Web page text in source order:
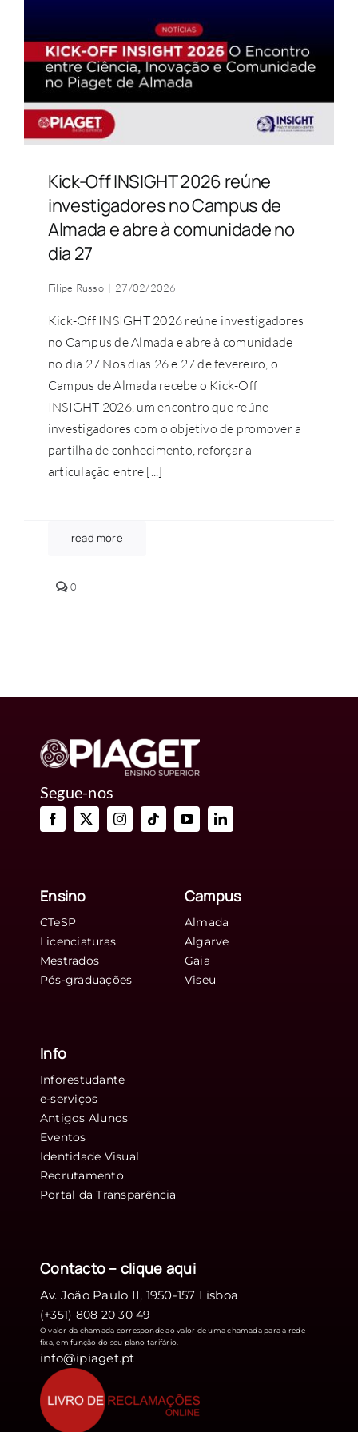
COMUNIDADE ACADÉMICA
Pesquisar
Kick-Off INSIGHT 2026 reúne
investigadores no Campus de
Almada e abre à comunidade no
dia 27
Filipe Russo | 27/02/2026
Kick-Off INSIGHT 2026 reúne investigadores
no Campus de Almada e abre à comunidade
no dia 27 Nos dias 26 e 27 de fevereiro, o
Campus de Almada recebe o Kick-Off
INSIGHT 2026, um encontro que reúne
investigadores com o objetivo de promover a
partilha de conhecimento, reforçar a
articulação entre [...]
read more
0
Campus
e
abre
à
comunidade
no
27
Segue-nos
Ensino
CTeSP
Licenciaturas
Mestrados
Pós-graduações
Campus
Almada
Algarve
Gaia
Viseu
Info
Inforestudante
e-serviços
Antigos Alunos
Eventos
Identidade Visual
Recrutamento
Portal da Transparência
Contacto – clique aqui
Av. João Paulo II, 1950-157 Lisboa
(+351) 808 20 30 49
O valor da chamada corresponde ao valor de uma chamada para a rede
fixa, em função do seu plano tarifário.
info@ipiaget.pt